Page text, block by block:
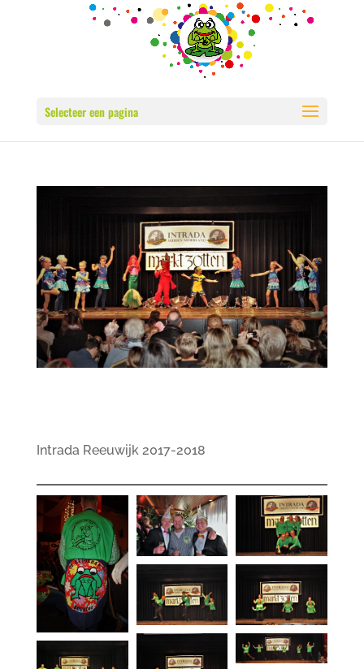
Selecteer een pagina
Intrada Reeuwijk 2017-2018